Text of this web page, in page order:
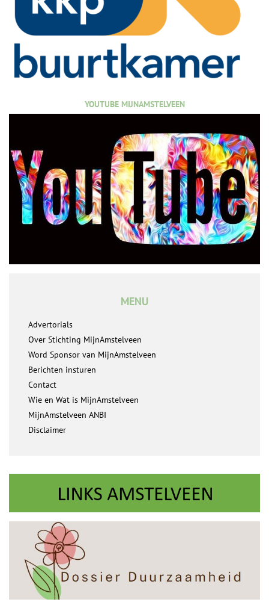
YOUTUBE MIJNAMSTELVEEN
MENU
Advertorials
Over Stichting MijnAmstelveen
Word Sponsor van MijnAmstelveen
Berichten insturen
Contact
Wie en Wat is MijnAmstelveen
MijnAmstelveen ANBI
Disclaimer